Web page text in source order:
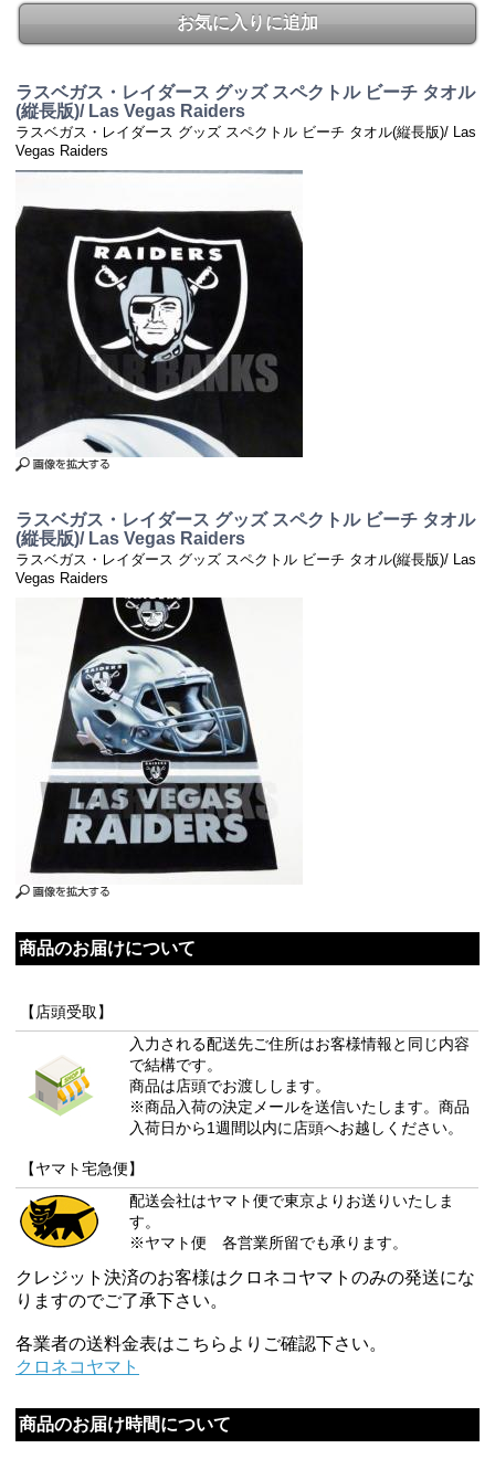
お気に入りに追加
ラスベガス・レイダース グッズ スペクトル ビーチ タオル
(縦長版)/ Las Vegas Raiders
ラスベガス・レイダース グッズ スペクトル ビーチ タオル(縦長版)/ Las
Vegas Raiders
ラスベガス・レイダース グッズ スペクトル ビーチ タオル
(縦長版)/ Las Vegas Raiders
ラスベガス・レイダース グッズ スペクトル ビーチ タオル(縦長版)/ Las
Vegas Raiders
商品のお届けについて
【店頭受取】
入力される配送先ご住所はお客様情報と同じ内容
で結構です。
商品は店頭でお渡しします。
※商品入荷の決定メールを送信いたします。商品
入荷日から1週間以内に店頭へお越しください。
【ヤマト宅急便】
配送会社はヤマト便で東京よりお送りいたしま
す。
※ヤマト便 各営業所留でも承ります。
クレジット決済のお客様はクロネコヤマトのみの発送にな
りますのでご了承下さい。
各業者の送料金表はこちらよりご確認下さい。
クロネコヤマト
商品のお届け時間について